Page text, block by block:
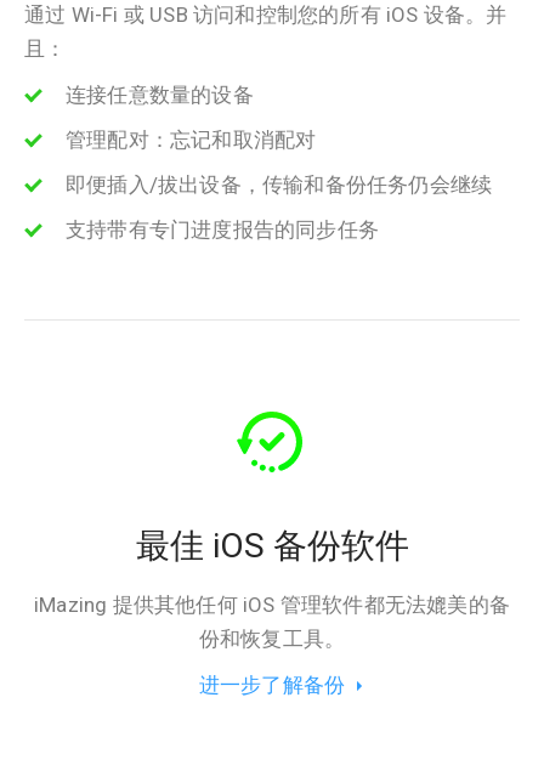
通过 Wi-Fi 或 USB 访问和控制您的所有 iOS 设备。并
且：
连接任意数量的设备
管理配对：忘记和取消配对
即便插入/拔出设备，传输和备份任务仍会继续
支持带有专门进度报告的同步任务
最佳 iOS 备份软件
iMazing 提供其他任何 iOS 管理软件都无法媲美的备
份和恢复工具。
进一步了解备份